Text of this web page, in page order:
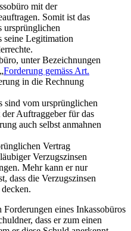
mit der
Somit ist das
ursprünglichen
seine Legitimation
unter Bezeichnungen
Forderung gemäss Art.
in die Rechnung
sind vom ursprünglichen
Auftraggeber für das
auch selbst anmahnen
Vertrag
Verzugszinsen
Mehr kann er nur
dass die Verzugszinsen
eines Inkassobüros
dass er zum einen